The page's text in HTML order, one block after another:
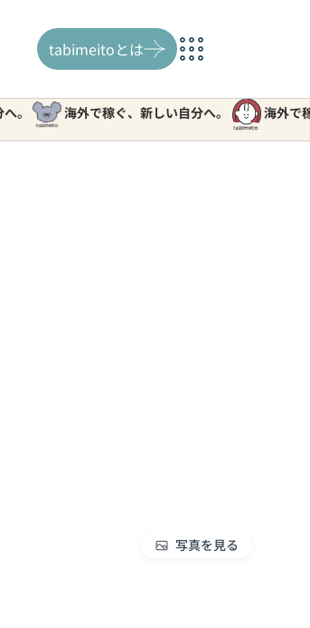
tabimeitoとは
海外で稼ぐ、新しい自分へ。 海外で稼ぐ、新
写真を見る